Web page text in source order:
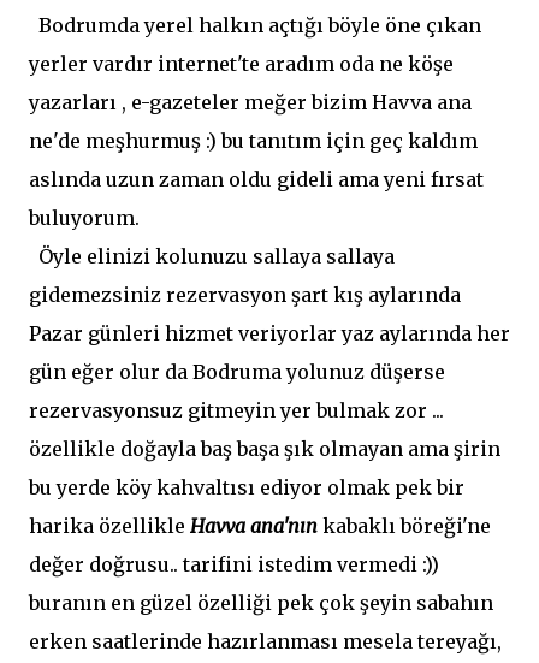
Bodrumda yerel halkın açtığı böyle öne çıkan
yerler vardır internet'te aradım oda ne köşe
yazarları , e-gazeteler meğer bizim Havva ana
ne'de meşhurmuş :) bu tanıtım için geç kaldım
aslında uzun zaman oldu gideli ama yeni fırsat
buluyorum.
Öyle elinizi kolunuzu sallaya sallaya
gidemezsiniz rezervasyon şart kış aylarında
Pazar günleri hizmet veriyorlar yaz aylarında her
gün eğer olur da Bodruma yolunuz düşerse
rezervasyonsuz gitmeyin yer bulmak zor ...
özellikle doğayla baş başa şık olmayan ama şirin
bu yerde köy kahvaltısı ediyor olmak pek bir
harika özellikle Havva ana'nın kabaklı böreği'ne
değer doğrusu.. tarifini istedim vermedi :))
buranın en güzel özelliği pek çok şeyin sabahın
erken saatlerinde hazırlanması mesela tereyağı,